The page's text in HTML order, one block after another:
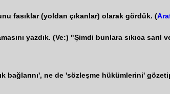
fasıklar (yoldan çıkanlar) olarak gördük. (
yazdık. (Ve:) "Şimdi bunlara sıkıca sarıl
ne de 'sözleşme hükümlerini'